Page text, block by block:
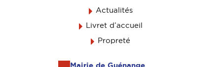
Actualités
Livret d’accueil
Propreté